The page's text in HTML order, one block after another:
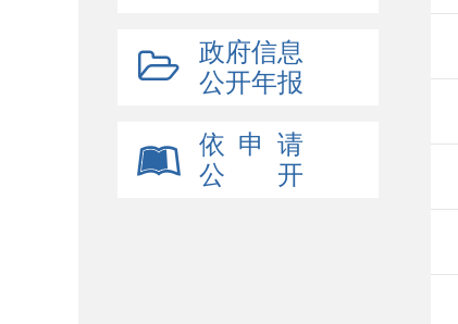
政府信息
公开年报
依 申 请
公 开